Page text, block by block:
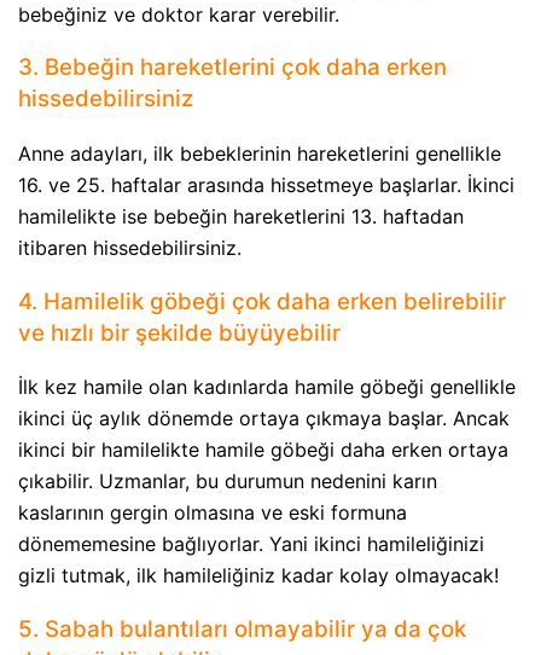
bebeğiniz ve doktor karar verebilir.
3. Bebeğin hareketlerini çok daha erken
hissedebilirsiniz
Anne adayları, ilk bebeklerinin hareketlerini genellikle
16. ve 25. haftalar arasında hissetmeye başlarlar. İkinci
hamilelikte ise bebeğin hareketlerini 13. haftadan
itibaren hissedebilirsiniz.
4. Hamilelik göbeği çok daha erken belirebilir
ve hızlı bir şekilde büyüyebilir
İlk kez hamile olan kadınlarda hamile göbeği genellikle
ikinci üç aylık dönemde ortaya çıkmaya başlar. Ancak
ikinci bir hamilelikte hamile göbeği daha erken ortaya
çıkabilir. Uzmanlar, bu durumun nedenini karın
kaslarının gergin olmasına ve eski formuna
dönememesine bağlıyorlar. Yani ikinci hamileliğinizi
gizli tutmak, ilk hamileliğiniz kadar kolay olmayacak!
5. Sabah bulantıları olmayabilir ya da çok